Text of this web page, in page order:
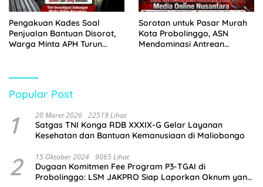
Pengakuan Kades Soal
Penjualan Bantuan Disorot,
Warga Minta APH Turun
Sorotan untuk Pasar Murah
Kota Probolinggo, ASN
Mendominasi Antrean
Popular Post
1 20 Maret 2026 22519 Lihat
Satgas TNI Konga RDB XXXIX-G Gelar Layanan
Kesehatan dan Bantuan Kemanusiaan di Maliobongo
2 15 Oktober 2024 9065 Lihat
Dugaan Komitmen Fee Program P3-TGAI di
Probolinggo: LSM JAKPRO Siap Laporkan Oknum yang